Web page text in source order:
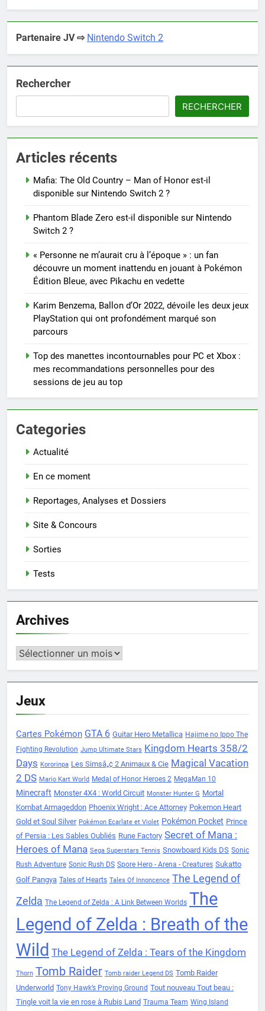
Partenaire JV ⇨ Nintendo Switch 2
Rechercher
RECHERCHER
Articles récents
Mafia: The Old Country – Man of Honor est-il
disponible sur Nintendo Switch 2 ?
Phantom Blade Zero est-il disponible sur Nintendo
Switch 2 ?
« Personne ne m’aurait cru à l’époque » : un fan
découvre un moment inattendu en jouant à Pokémon
Édition Bleue, avec Pikachu en vedette
Karim Benzema, Ballon d’Or 2022, dévoile les deux jeux
PlayStation qui ont profondément marqué son
parcours
Top des manettes incontournables pour PC et Xbox :
mes recommandations personnelles pour des
sessions de jeu au top
Categories
Actualité
En ce moment
Reportages, Analyses et Dossiers
Site & Concours
Sorties
Tests
Archives
Archives
Jeux
Cartes Pokémon GTA 6 Guitar Hero Metallica Hajime no Ippo The
Fighting Revolution Jump Ultimate Stars Kingdom Hearts 358/2
Days Kororinpa Les Simsâ„¢ 2 Animaux & Cie Magical Vacation
2 DS Mario Kart World Medal of Honor Heroes 2 MegaMan 10
Minecraft Monster 4X4 : World Circuit Monster Hunter G Mortal
Kombat Armageddon Phoenix Wright : Ace Attorney Pokemon Heart
Gold et Soul Silver Pokémon Ecarlate et Violet Pokémon Pocket Prince
of Persia : Les Sables Oubliés Rune Factory Secret of Mana :
Heroes of Mana Sega Superstars Tennis Snowboard Kids DS Sonic
Rush Adventure Sonic Rush DS Spore Hero - Arena - Creatures Sukatto
Golf Pangya Tales of Hearts Tales Of Innoncence The Legend of
Zelda The Legend of Zelda : A Link Between Worlds The
Legend of Zelda : Breath of the
Wild The Legend of Zelda : Tears of the Kingdom
Thorn Tomb Raider Tomb raider Legend DS Tomb Raider
Underworld Tony Hawk’s Proving Ground Tout nouveau Tout beau :
Tingle voit la vie en rose à Rubis Land Trauma Team Wing Island